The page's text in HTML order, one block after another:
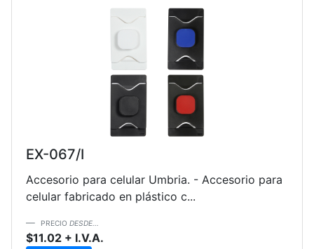
EX-067/I
Accesorio para celular Umbria. - Accesorio para
celular fabricado en plástico c...
PRECIO DESDE...
$11.02 + I.V.A.